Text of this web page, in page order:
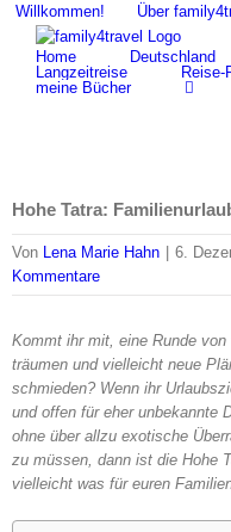
Zum
springen
Willkommen! Über
Suche
nach:
Home Deutschland
Langzeitreise
Reise-
meine Bücher
Hohe Tatra:
Von Lena Marie Hahn 6.
Kommentare
Kommt ihr mit, eine Runde von
träumen und vielleicht neue
schmieden? Wenn ihr
und offen für eher unbekannte
ohne über allzu exotische
zu müssen, dann ist die Hohe
vielleicht was für euren